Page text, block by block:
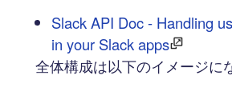
Slack API Doc - Handling
in your Slack apps
全体構成は以下のイメージに